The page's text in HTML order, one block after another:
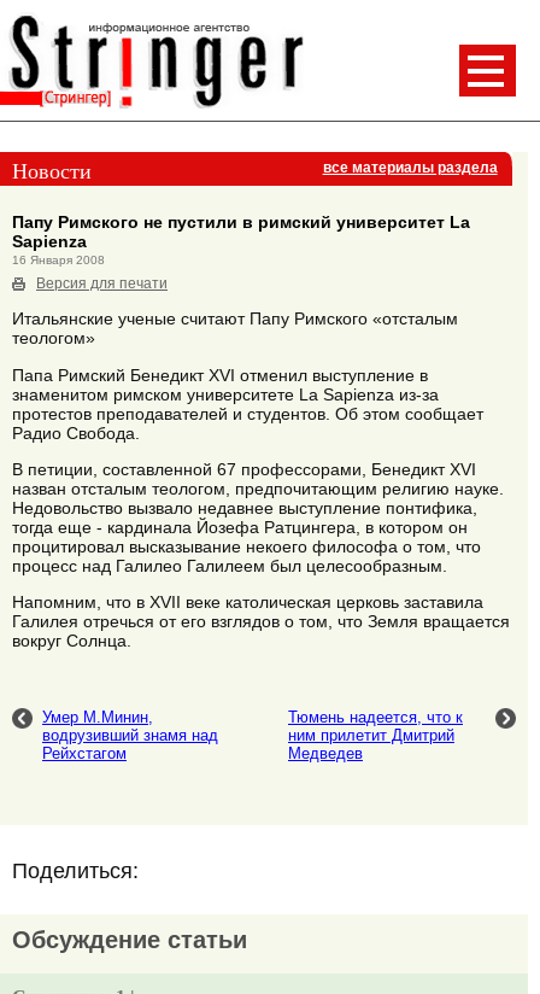
Новости все материалы раздела
Папу Римского не пустили в римский университет La
Sapienza
16 Января 2008
Версия для печати
Итальянские ученые считают Папу Римского «отсталым
теологом»
Папа Римский Бенедикт XVI отменил выступление в
знаменитом римском университете La Sapienza из-за
протестов преподавателей и студентов. Об этом сообщает
Радио Свобода.
В петиции, составленной 67 профессорами, Бенедикт XVI
назван отсталым теологом, предпочитающим религию науке.
Недовольство вызвало недавнее выступление понтифика,
тогда еще - кардинала Йозефа Ратцингера, в котором он
процитировал высказывание некоего философа о том, что
процесс над Галилео Галилеем был целесообразным.
Напомним, что в XVII веке католическая церковь заставила
Галилея отречься от его взглядов о том, что Земля вращается
вокруг Солнца.
Умер М.Минин,
водрузивший знамя над
Рейхстагом
Тюмень надеется, что к
ним прилетит Дмитрий
Медведев
Поделиться:
Обсуждение статьи